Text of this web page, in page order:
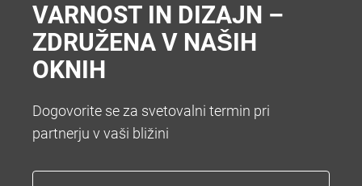
VARNOST IN DIZAJN –
ZDRUŽENA V NAŠIH
OKNIH
Dogovorite se za svetovalni termin pri
partnerju v vaši bližini